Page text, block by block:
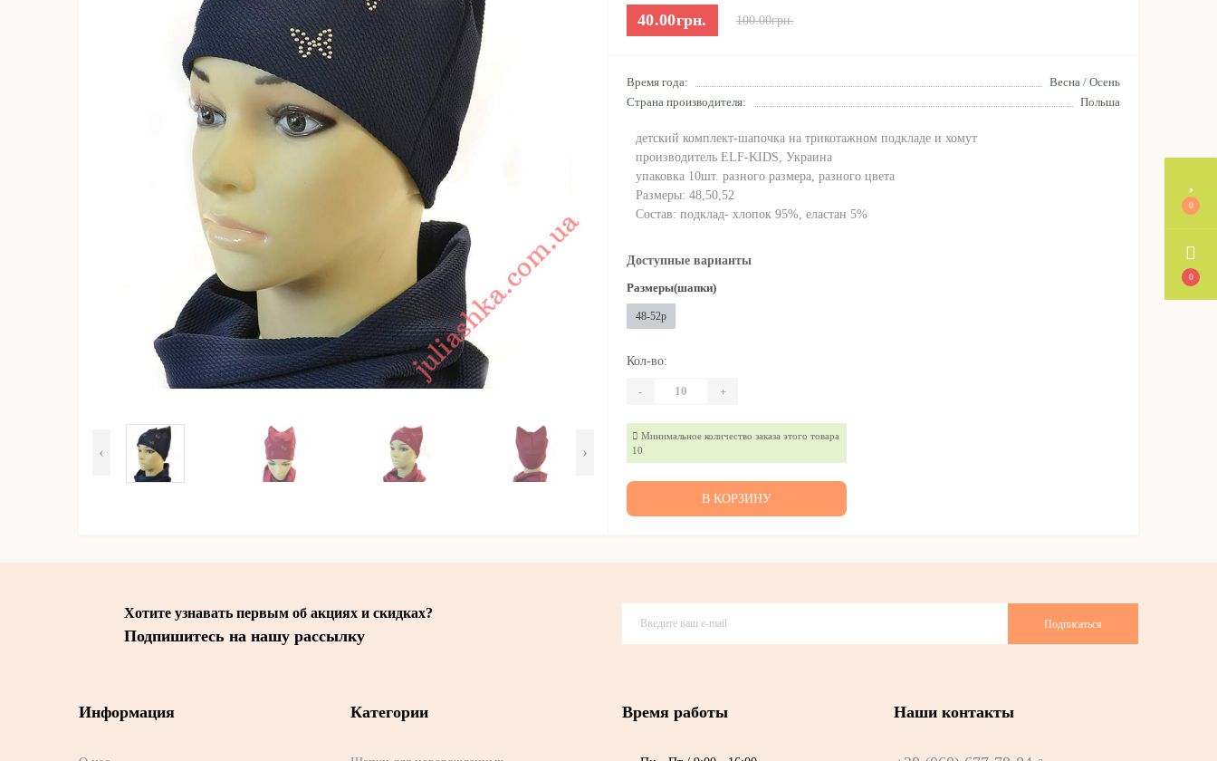
0
0
‹ ›
40.00грн. 100.00грн.
Время года:
Весна / Осень
Страна производителя:
Польша
детский комплект-шапочка на трикотажном подкладе и хомут
производитель ELF-KIDS, Украина
упаковка 10шт. разного размера, разного цвета
Размеры: 48,50,52
Состав: подклад- хлопок 95%, еластан 5%
Доступные варианты
Размеры(шапки)
48-52р
Кол-во:
- +
Минимальное количество заказа этого товара
10
В КОРЗИНУ
Хотите узнавать первым об акциях и скидках?
Подпишитесь на нашу рассылку
Подписаться
Информация Категории Время работы Наши контакты